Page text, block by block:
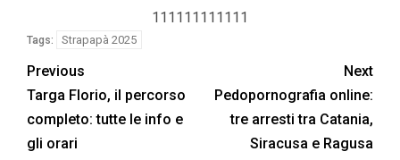
111111111111
Tags: Strapapà 2025
Previous
Targa Florio, il percorso
completo: tutte le info e
gli orari
Next
Pedopornografia online:
tre arresti tra Catania,
Siracusa e Ragusa